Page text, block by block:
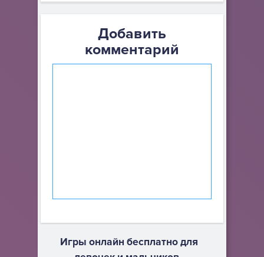
Добавить
комментарий
Игры онлайн бесплатно для